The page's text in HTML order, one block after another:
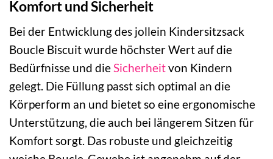
Komfort und Sicherheit
Bei der Entwicklung des jollein Kindersitzsack
Boucle Biscuit wurde höchster Wert auf die
Bedürfnisse und dieSicherheitvon Kindern
gelegt. Die Füllung passt sich optimal an die
Körperform an und bietet so eine ergonomische
Unterstützung, die auch bei längerem Sitzen für
Komfort sorgt. Das robuste und gleichzeitig